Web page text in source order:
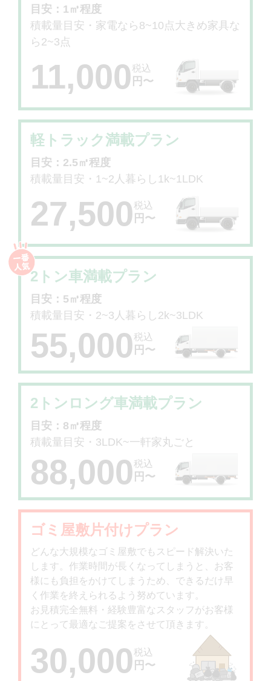
目安：1㎥程度
積載量目安・家電なら8~10点大きめ家具な
ら2~3点
11,000税込
円〜
軽トラック満載プラン
目安：2.5㎥程度
積載量目安・1~2人暮らし1k~1LDK
27,500税込
円〜
2トン車満載プラン
目安：5㎥程度
積載量目安・2~3人暮らし2k~3LDK
55,000税込
円〜
2トンロング車満載プラン
目安：8㎥程度
積載量目安・3LDK~一軒家丸ごと
88,000税込
円〜
ゴミ屋敷片付けプラン
どんな大規模なゴミ屋敷でもスピード解決いた
します。作業時間が長くなってしまうと、お客
様にも負担をかけてしまうため、できるだけ早
く作業を終えられるよう努めています。
お見積完全無料・経験豊富なスタッフがお客様
にとって最適なご提案をさせて頂きます。
30,000税込
円〜